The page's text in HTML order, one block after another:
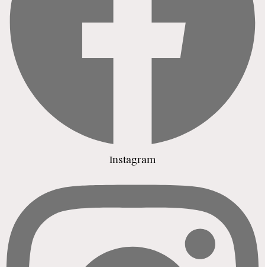
Instagram